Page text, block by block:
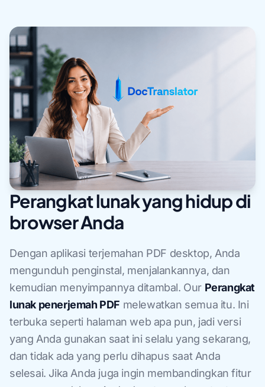
Perangkat lunak yang hidup di
browser Anda
Dengan aplikasi terjemahan PDF desktop, Anda
mengunduh penginstal, menjalankannya, dan
kemudian menyimpannya ditambal. Our Perangkat
lunak penerjemah PDF melewatkan semua itu. Ini
terbuka seperti halaman web apa pun, jadi versi
yang Anda gunakan saat ini selalu yang sekarang,
dan tidak ada yang perlu dihapus saat Anda
selesai. Jika Anda juga ingin membandingkan fitur